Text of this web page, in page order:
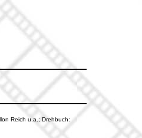
Reich u.a.; Drehbuch: